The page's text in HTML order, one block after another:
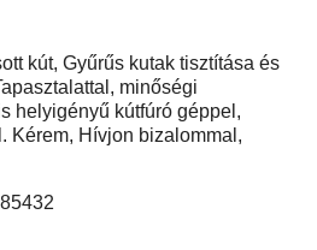
kút, Gyűrűs kutak tisztítása és
minőségi
helyigényű kútfúró géppel,
Kérem, Hívjon bizalommal,